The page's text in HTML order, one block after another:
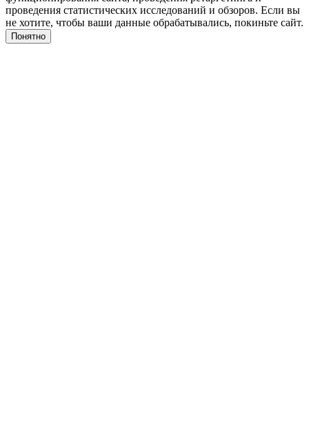
проведения статистических исследований и обзоров. Если вы
не хотите, чтобы ваши данные обрабатывались, покиньте сайт.
Понятно